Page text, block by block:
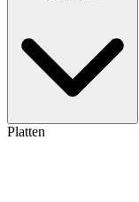
Platten